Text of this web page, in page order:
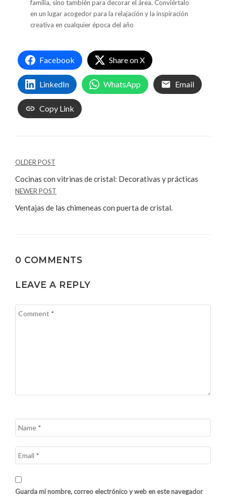
familia, sino también para decorar el área. Conviértalo
en un lugar acogedor para la relajación y la inspiración
creativa en cualquier época del año
Facebook Share on X
LinkedIn WhatsApp Email
Copy Link
OLDER POST
Cocinas con vitrinas de cristal: Decorativas y prácticas
NEWER POST
Ventajas de las chimeneas con puerta de cristal.
0 COMMENTS
LEAVE A REPLY
Guarda mi nombre, correo electrónico y web en este navegador